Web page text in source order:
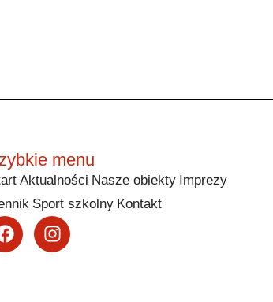
menu
Aktualności Nasze obiekty Imprezy
Sport szkolny Kontakt